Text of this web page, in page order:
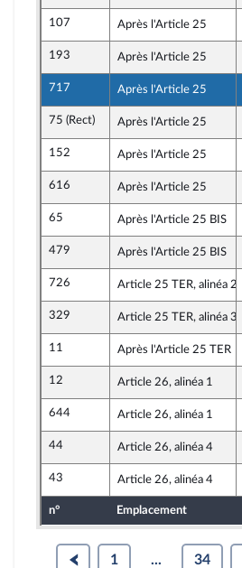
107 Après l'Article 25
193 Après l'Article 25
717 Après l'Article 25
75 (Rect) Après l'Article 25
152 Après l'Article 25
616 Après l'Article 25
65 Après l'Article 25 BIS
479 Après l'Article 25 BIS
726 Article 25 TER, alinéa 2
329 Article 25 TER, alinéa 3
11 Après l'Article 25 TER
12 Article 26, alinéa 1
644 Article 26, alinéa 1
44 Article 26, alinéa 4
43 Article 26, alinéa 4
n° Emplacement
1 ... 34